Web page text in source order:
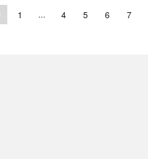
1 ... 4 5 6 7